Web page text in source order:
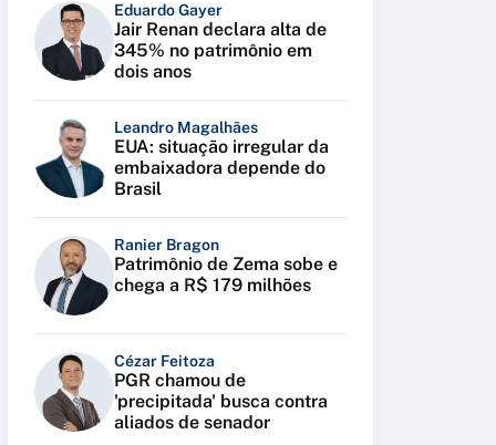
Eduardo Gayer
Jair Renan declara alta de
345% no patrimônio em
dois anos
Leandro Magalhães
EUA: situação irregular da
embaixadora depende do
Brasil
Ranier Bragon
Patrimônio de Zema sobe e
chega a R$ 179 milhões
Cézar Feitoza
PGR chamou de
'precipitada' busca contra
aliados de senador